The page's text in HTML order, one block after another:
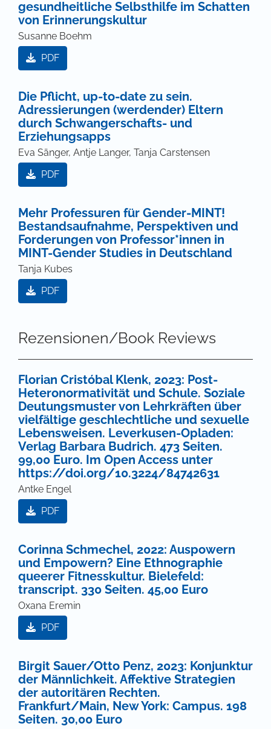
gesundheitliche Selbsthilfe im Schatten
von Erinnerungskultur
Susanne Boehm
PDF
Die Pflicht, up-to-date zu sein.
Adressierungen (werdender) Eltern
durch Schwangerschafts- und
Erziehungsapps
Eva Sänger, Antje Langer, Tanja Carstensen
PDF
Mehr Professuren für Gender-MINT!
Bestandsaufnahme, Perspektiven und
Forderungen von Professor*innen in
MINT-Gender Studies in Deutschland
Tanja Kubes
PDF
Rezensionen/Book Reviews
Florian Cristóbal Klenk, 2023: Post-
Heteronormativität und Schule. Soziale
Deutungsmuster von Lehrkräften über
vielfältige geschlechtliche und sexuelle
Lebensweisen. Leverkusen-Opladen:
Verlag Barbara Budrich. 473 Seiten.
99,00 Euro. Im Open Access unter
https://doi.org/10.3224/84742631
Antke Engel
PDF
Corinna Schmechel, 2022: Auspowern
und Empowern? Eine Ethnographie
queerer Fitnesskultur. Bielefeld:
transcript. 330 Seiten. 45,00 Euro
Oxana Eremin
PDF
Birgit Sauer/Otto Penz, 2023: Konjunktur
der Männlichkeit. Affektive Strategien
der autoritären Rechten.
Frankfurt/Main, New York: Campus. 198
Seiten. 30,00 Euro